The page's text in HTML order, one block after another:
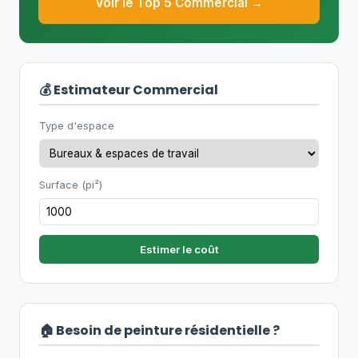
💰 Estimateur Commercial
Type d'espace
Surface (pi²)
Estimer le coût
🏠 Besoin de peinture résidentielle ?